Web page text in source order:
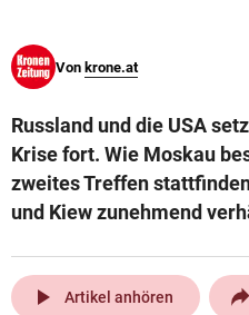
Von krone.at
Russland und die USA
Krise fort. Wie Moskau
zweites Treffen
und Kiew zunehmend
play_arrow Artikel anhören